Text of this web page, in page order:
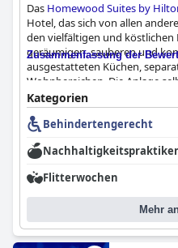
Das Homewood Suites by
Hotel, das sich von allen
den vielfältigen und
geräumigen, sauberen und
ausgestatteten Küchen,
Wohnbereichen. Die Anlage
alles ist makellos und
Ihnen den Aufenthalt so
und viele Gäste loben seine
Die Betten sind bequem, auch
unbequem empfunden
Sauberkeit, und die Zimmer
stets makellos. Insgesamt ist
Joplineine gute Wahl für
Zusammenfassung der
Kategorien
Behindertengerecht
Flitterwochen
Mehr